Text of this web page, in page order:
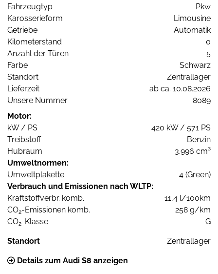
Fahrzeugtyp
Pkw
Karosserieform
Limousine
Getriebe
Automatik
Kilometerstand
0
Anzahl der Türen
5
Farbe
Schwarz
Standort
Zentrallager
Lieferzeit
ab ca. 10.08.2026
Unsere Nummer
8089
Motor:
kW / PS
420 kW / 571 PS
Treibstoff
Benzin
Hubraum
3.996 cm³
Umweltnormen:
Umweltplakette
4 (Green)
Verbrauch und Emissionen nach WLTP:
Kraftstoffverbr. komb.
11,4 l/100km
CO2-Emissionen komb.
258 g/km
CO2-Klasse G
Standort Zentrallager
Details zum Audi S8 anzeigen